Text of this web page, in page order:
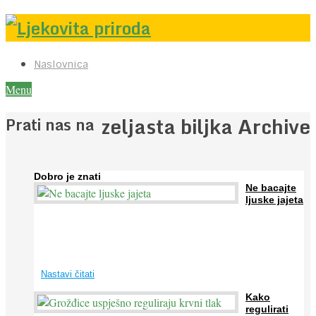
Naslovnica
Menu
zeljasta biljka Archive
Dobro je znati
Ne bacajte
ljuske jajeta
Nastavi čitati
Kako
regulirati
Prati nas na